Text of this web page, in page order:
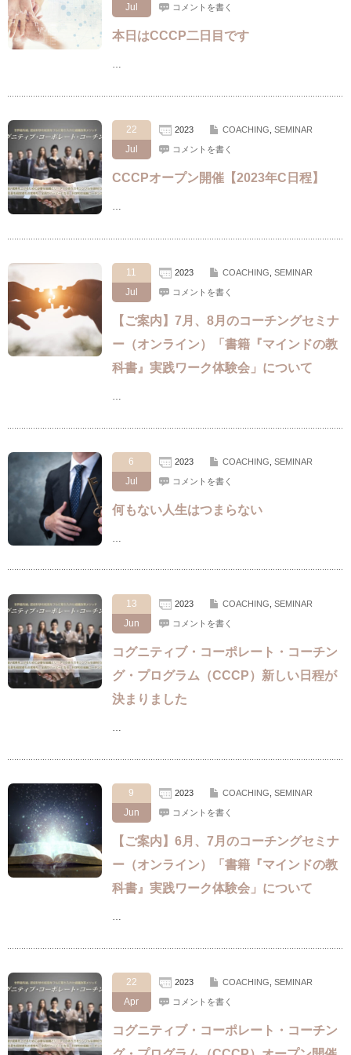
Jul
コメントを書く
本日はCCCP二日目です
…
22
Jul
2023 COACHING SEMINAR
コメントを書く
CCCPオープン開催【2023年C日程】
…
11
Jul
2023 COACHING SEMINAR
コメントを書く
【ご案内】7月、8月のコーチングセミナ
ー（オンライン）「書籍『マインドの教
科書』実践ワーク体験会」について
6
Jul
2023 COACHING SEMINAR
コメントを書く
何もない人生はつまらない
13
Jun
2023 COACHING, SEMINAR
コメントを書く
コグニティブ・コーポレート・コーチン
グ・プログラム（CCCP）新しい日程が
決まりました
…
9
Jun
2023 COACHING, SEMINAR
コメントを書く
【ご案内】6月、7月のコーチングセミナ
ー（オンライン）「書籍『マインドの教
科書』実践ワーク体験会」について
…
22
Apr
2023 COACHING, SEMINAR
コメントを書く
コグニティブ・コーポレート・コーチン